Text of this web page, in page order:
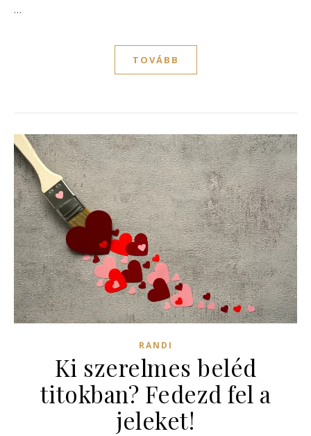
…
TOVÁBB
RANDI
Ki szerelmes beléd
titokban? Fedezd fel a
jeleket!